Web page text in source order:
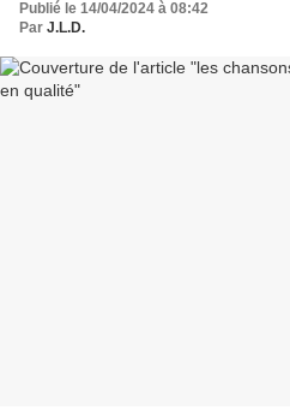
Publié le 14/04/2024 à 08:42
Par J.L.D.